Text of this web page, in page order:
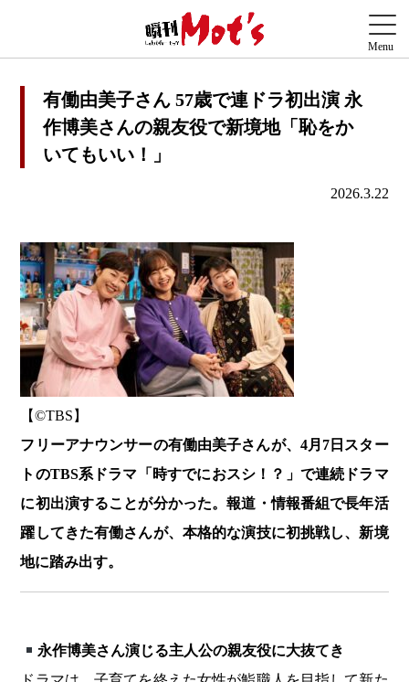
有働由美子さん 57歳で連ドラ初出演 永
作博美さんの親友役で新境地「恥をか
いてもいい！」
2026.3.22
【©️TBS】
フリーアナウンサーの有働由美子さんが、4月7日スター
トのTBS系ドラマ「時すでにおスシ！？」で連続ドラマ
に初出演することが分かった。報道・情報番組で長年活
躍してきた有働さんが、本格的な演技に初挑戦し、新境
地に踏み出す。
永作博美さん演じる主人公の親友役に大抜てき